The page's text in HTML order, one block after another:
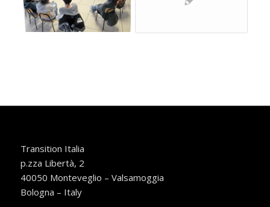
Transition Italia
p.zza Libertà, 2
40050 Monteveglio – Valsamoggia
Bologna – Italy